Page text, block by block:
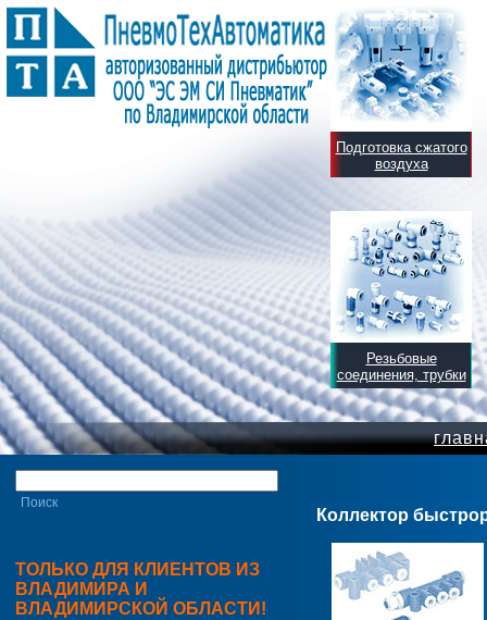
Подготовка сжатого
воздуха
Резьбовые
соединения, трубки
ТОЛЬКО ДЛЯ КЛИЕНТОВ ИЗ
ВЛАДИМИРА И
ВЛАДИМИРСКОЙ ОБЛАСТИ!
Коллектор